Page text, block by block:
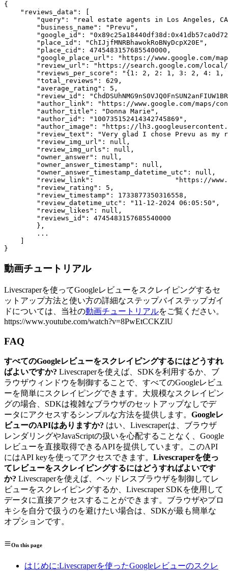
{
    "reviews_data": [
"query": "real estate agents in Los Angeles,
        "business_name": "Prevu",
"google_id":
        "place_id": "ChIJjfMNRBhawokRoBNyDcpX20E",
        "place_cid": 4745483157685540000,
"google_place_url": "https://www.google.com/
"review_url": "https://search.google.com/
"reviews_per_score": "{1: 2, 2: 1, 3: 2, 4: 1,
        "total_reviews": 629,
        "average_rating": 5,
"review_id":
"author_link": "https://www.google.com/maps/
        "author_title": "Donna Marie",
        "author_id": "100735152414342745869",
"author_image": "https://
"review_text": "Very glad I chose Prevu as my
        "review_img_url": null,
        "review_img_urls": null,
        "owner_answer": null,
        "owner_answer_timestamp": null,
        "owner_answer_timestamp_datetime_utc": null,
"review_link":                    "https://
        "review_rating": 5,
        "review_timestamp": 1733877350316558,
        "review_datetime_utc": "11-12-2024 06:05:50",
        "review_likes": null,
        "reviews_id": 4745483157685540000
        },
        ...
動画チュートリアル
Livescraperを使ってGoogleレビューをスクレイピングするセ
ットアップ方法と使い方の詳細なステップバイステップガイ
ドについては、当社の動画チュートリアルをご覧ください。
https://www.youtube.com/watch?v=8PwEtCCKZlU
FAQ
すべてのGoogleレビューをスクレイピングするにはどうすれ
ばよいですか? Livescraperを使えば、SDKを利用するか、ブ
ラウザウィンドウを制御することで、すべてのGoogleレビュ
ーを簡単にスクレイピングできます。大規模なスクレイピン
グの場合、SDKは複雑なブラウザのセットアップなしでデ
ータにアクセスするシンプルな方法を提供します。 Googleレ
ビューのAPIはありますか? はい、Livescraperは、ブラウザ
レンダリングやJavaScriptの扱いを心配することなく、Google
レビューを直接取得できるAPIを提供しています。このAPI
にはAPI keyを使ってアクセスできます。 Livescraperを使っ
てレビューをスクレイピングするにはどうすればよいです
か? Livescraperを使えば、ヘッドレスブラウザを制御してレ
ビューをスクレイピングするか、Livescraper SDKを使用して
データに直接アクセスすることができます。ブラウザやプロ
キシを自分で扱うのを避けたい場合は、SDKが最も簡単な
オプションです。
On this page
はじめに:Livescraperを使ったGoogleレビューのスクレ